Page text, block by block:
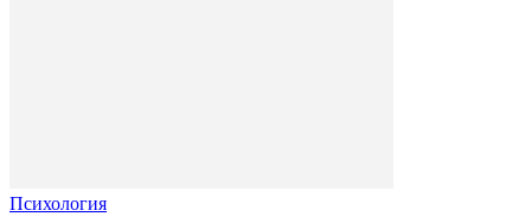
Психология